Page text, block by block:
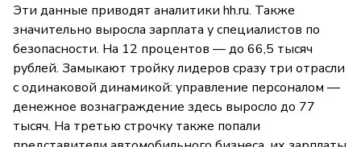
Эти данные приводят аналитики hh.ru. Также
значительно выросла зарплата у специалистов по
безопасности. На 12 процентов — до 66,5 тысяч
рублей. Замыкают тройку лидеров сразу три отрасли
с одинаковой динамикой: управление персоналом —
денежное вознаграждение здесь выросло до 77
тысяч. На третью строчку также попали